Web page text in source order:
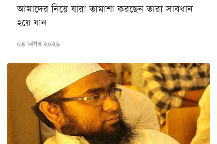
আমাদের নিয়ে যারা তামাশা করছেন তারা সাবধান
হয়ে যান
০৪ আগস্ট ২০২৬